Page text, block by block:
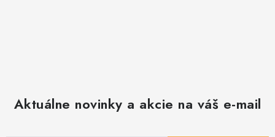
Aktuálne novinky a akcie na váš e-mail